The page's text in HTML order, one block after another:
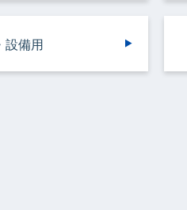
設備用
用
ライ用
ライ用